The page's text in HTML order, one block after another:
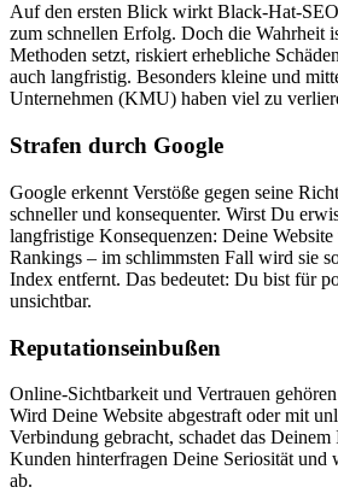
Auf den ersten Blick wirkt Black-Hat-
zum schnellen Erfolg. Doch die Wahrheit
Methoden setzt, riskiert erhebliche
auch langfristig. Besonders kleine und
Unternehmen (KMU) haben viel zu
Strafen durch Google
Google erkennt Verstöße gegen seine
schneller und konsequenter. Wirst Du
langfristige Konsequenzen: Deine Website
Rankings – im schlimmsten Fall wird sie
Index entfernt. Das bedeutet: Du bist für
unsichtbar.
Reputationseinbußen
Online-Sichtbarkeit und Vertrauen
Wird Deine Website abgestraft oder mit
Verbindung gebracht, schadet das Deinem
Kunden hinterfragen Deine Seriosität und
ab.